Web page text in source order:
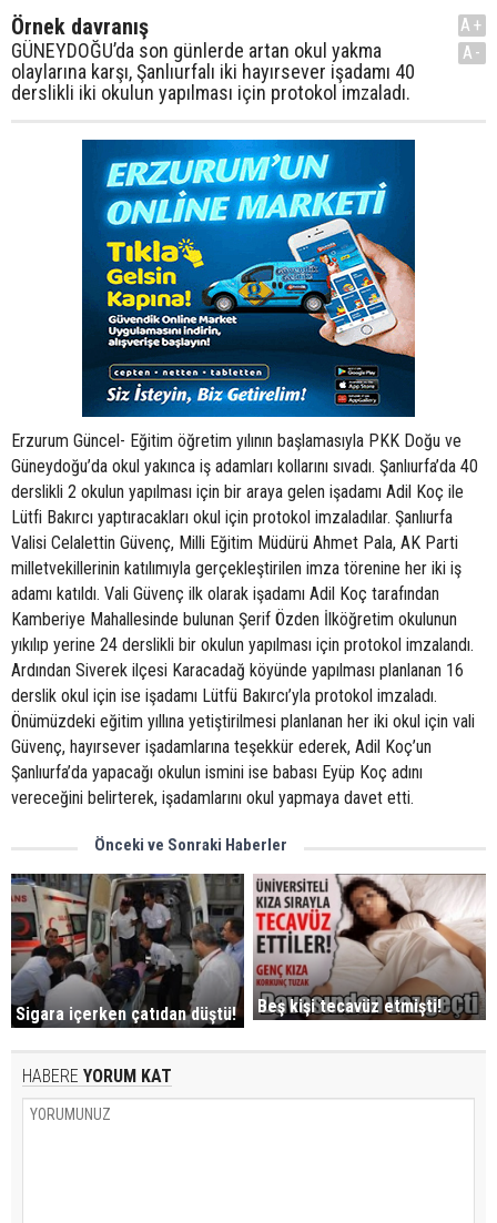
Örnek davranış
GÜNEYDOĞU’da son günlerde artan okul yakma
olaylarına karşı, Şanlıurfalı iki hayırsever işadamı 40
derslikli iki okulun yapılması için protokol imzaladı.
A+
A-
Erzurum Güncel- Eğitim öğretim yılının başlamasıyla PKK Doğu ve
Güneydoğu’da okul yakınca iş adamları kollarını sıvadı. Şanlıurfa’da 40
derslikli 2 okulun yapılması için bir araya gelen işadamı Adil Koç ile
Lütfi Bakırcı yaptıracakları okul için protokol imzaladılar. Şanlıurfa
Valisi Celalettin Güvenç, Milli Eğitim Müdürü Ahmet Pala, AK Parti
milletvekillerinin katılımıyla gerçekleştirilen imza törenine her iki iş
adamı katıldı. Vali Güvenç ilk olarak işadamı Adil Koç tarafından
Kamberiye Mahallesinde bulunan Şerif Özden İlköğretim okulunun
yıkılıp yerine 24 derslikli bir okulun yapılması için protokol imzalandı.
Ardından Siverek ilçesi Karacadağ köyünde yapılması planlanan 16
derslik okul için ise işadamı Lütfü Bakırcı’yla protokol imzaladı.
Önümüzdeki eğitim yıllına yetiştirilmesi planlanan her iki okul için vali
Güvenç, hayırsever işadamlarına teşekkür ederek, Adil Koç’un
Şanlıurfa’da yapacağı okulun ismini ise babası Eyüp Koç adını
vereceğini belirterek, işadamlarını okul yapmaya davet etti.
Önceki ve Sonraki Haberler
Sigara içerken çatıdan düştü! Beş kişi tecavüz etmişti!
HABERE YORUM KAT